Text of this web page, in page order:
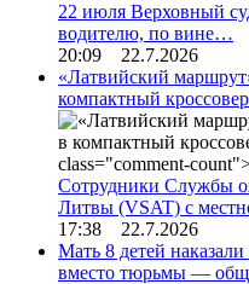
22 июля Верховный
водителю, по вине…
20:09 22.7.2026
«Латвийский
компактный
Сотрудники Службы
Литвы (VSAT) с
17:38 22.7.2026
Мать 8 детей
вместо тюрьмы —